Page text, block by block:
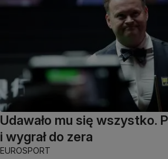
Udawało mu się wszystko.
i wygrał do zera
EUROSPORT